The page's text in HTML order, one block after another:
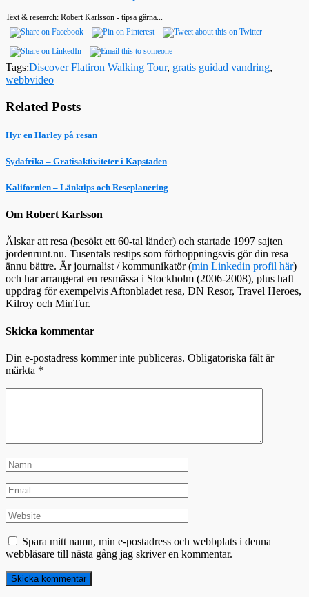
Text & research: Robert Karlsson - tipsa gärna...
Tags:Discover Flatiron Walking Tour, gratis guidad vandring,
webbvideo
Related Posts
Hyr en Harley på resan
Sydafrika – Gratisaktiviteter i Kapstaden
Kalifornien – Länktips och Reseplanering
Om Robert Karlsson
Älskar att resa (besökt ett 60-tal länder) och startade 1997 sajten
jordenrunt.nu. Tusentals restips som förhoppningsvis gör din resa
ännu bättre. Är journalist / kommunikatör (min Linkedin profil här)
och har arrangerat en resmässa i Stockholm (2006-2008), plus haft
uppdrag för exempelvis Aftonbladet resa, DN Resor, Travel Heroes,
Kilroy och MinTur.
Skicka kommentar
Din e-postadress kommer inte publiceras. Obligatoriska fält är
märkta *
Spara mitt namn, min e-postadress och webbplats i denna
webbläsare till nästa gång jag skriver en kommentar.